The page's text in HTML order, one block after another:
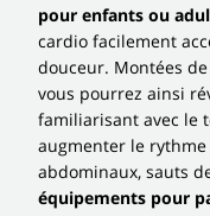
pour enfants ou
cardio facilement
douceur. Montées de
vous pourrez ainsi
familiarisant avec le
augmenter le
abdominaux, sauts
équipements pour